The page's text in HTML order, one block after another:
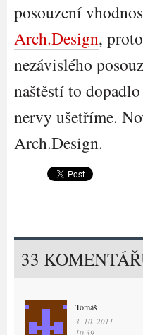
posouzení
Arch.Design,
nezávislého
naštěstí to
nervy ušetříme.
Arch.Design.
33
Tomáš
3. 10. 2011
10.39